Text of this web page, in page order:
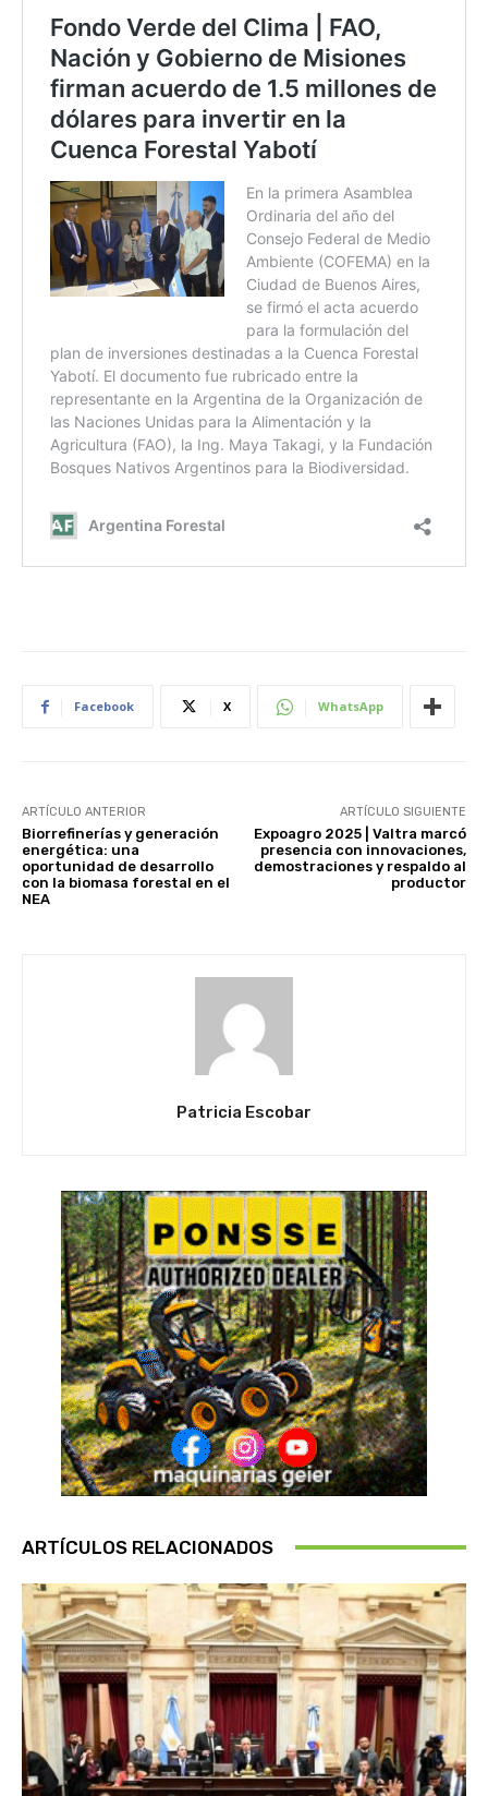
Facebook X WhatsApp
ARTÍCULO ANTERIOR
Biorrefinerías y generación
energética: una
oportunidad de desarrollo
con la biomasa forestal en el
NEA
ARTÍCULO SIGUIENTE
Expoagro 2025 | Valtra marcó
presencia con innovaciones,
demostraciones y respaldo al
productor
Patricia Escobar
ARTÍCULOS RELACIONADOS